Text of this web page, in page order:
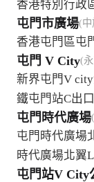
香港特別行政
屯門市廣場(中
香港屯門區屯
屯門 V City(
新界屯門V
鐵屯門站C出
屯門時代廣場
屯門時代廣場
時代廣場北翼
屯門站V City